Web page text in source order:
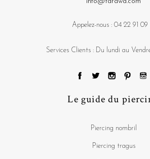
Appelez-nous : 04 22 91 09
Services Clients : Du lundi au
Le guide du
Piercing nombril
Piercing tragus